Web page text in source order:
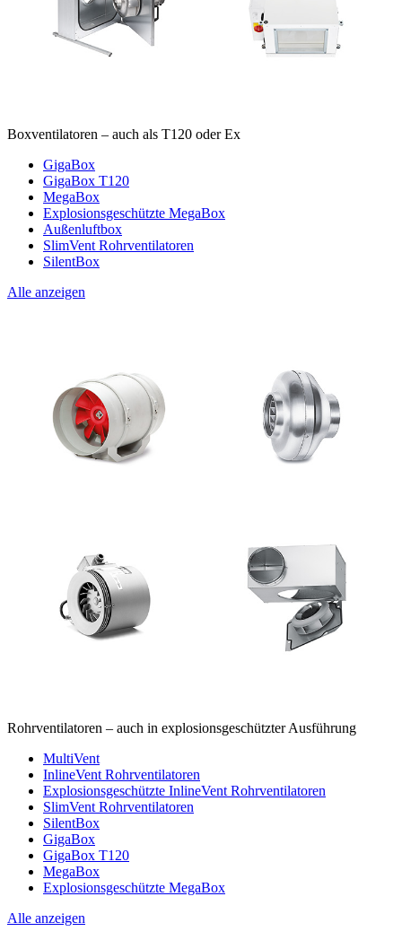
Boxventilatoren – auch als T120 oder Ex
GigaBox
GigaBox T120
MegaBox
Explosionsgeschützte MegaBox
Außenluftbox
SlimVent Rohrventilatoren
SilentBox
Alle anzeigen
Rohrventilatoren – auch in explosionsgeschützter Ausführung
MultiVent
InlineVent Rohrventilatoren
Explosionsgeschützte InlineVent Rohrventilatoren
SlimVent Rohrventilatoren
SilentBox
GigaBox
GigaBox T120
MegaBox
Explosionsgeschützte MegaBox
Alle anzeigen